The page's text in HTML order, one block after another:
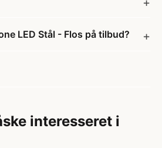
LED Stål - Flos på tilbud?
interesseret i